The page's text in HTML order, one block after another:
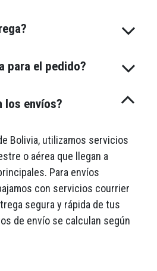
para el pedido?
los envíos?
Bolivia, utilizamos servicios
o aérea que llegan a
Para envíos
con servicios courrier
segura y rápida de tus
de envío se calculan según